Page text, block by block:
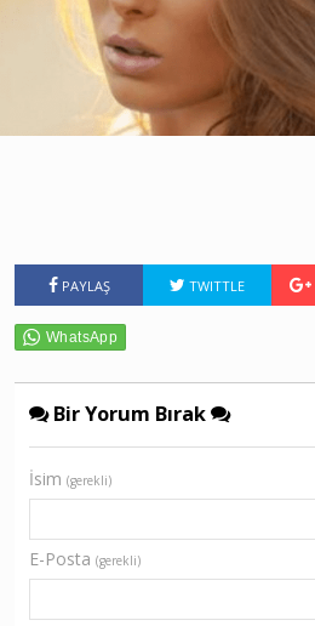
PAYLAŞ TWITTLE
Bir Yorum Bırak
İsim (gerekli)
E-Posta (gerekli)